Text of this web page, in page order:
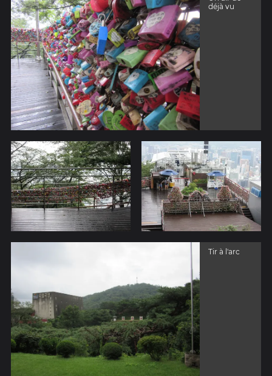
déjà vu
Tir à l'arc